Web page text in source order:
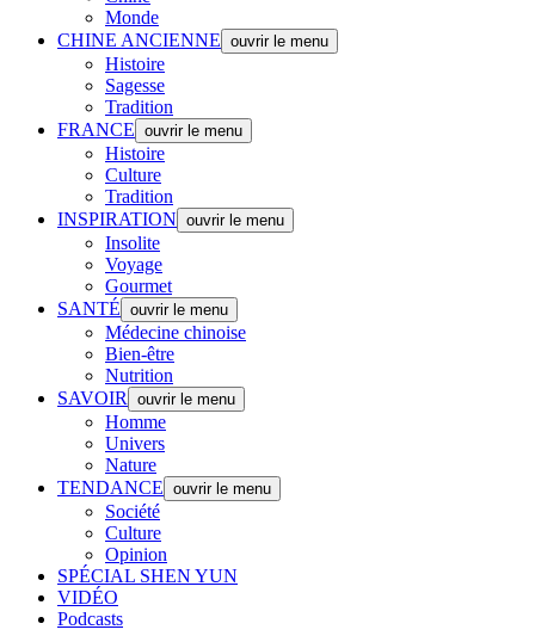
Monde
CHINE ANCIENNE ouvrir le menu
Histoire
Sagesse
Tradition
FRANCE ouvrir le menu
Histoire
Culture
Tradition
INSPIRATION ouvrir le menu
Insolite
Voyage
Gourmet
SANTÉ ouvrir le menu
Médecine chinoise
Bien-être
Nutrition
SAVOIR
ouvrir le menu
Homme
Univers
Nature
TENDANCE ouvrir le menu
Société
Culture
Opinion
SPÉCIAL SHEN YUN
VIDÉO
Podcasts